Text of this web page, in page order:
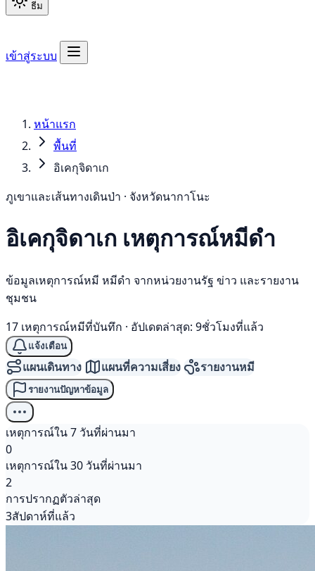
ธีม
เข้าสู่ระบบ
หน้าแรก
พื้นที่
อิเคกุจิดาเก
ภูเขาและเส้นทางเดินป่า · จังหวัดนากาโนะ
อิเคกุจิดาเก เหตุการณ์หมีดำ
ข้อมูลเหตุการณ์หมี หมีดำ จากหน่วยงานรัฐ ข่าว และรายงาน
ชุมชน
17 เหตุการณ์หมีที่บันทึก · อัปเดตล่าสุด: 9ชั่วโมงที่แล้ว
แจ้งเตือน
แผนเดินทาง แผนที่ความเสี่ยง รายงานหมี
รายงานปัญหาข้อมูล
เหตุการณ์ใน 7 วันที่ผ่านมา
0
เหตุการณ์ใน 30 วันที่ผ่านมา
2
การปรากฏตัวล่าสุด
3สัปดาห์ที่แล้ว